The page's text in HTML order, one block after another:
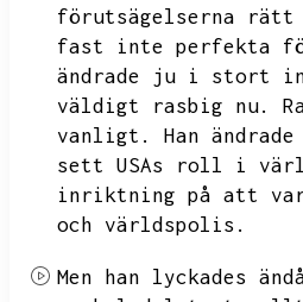
förutsägelserna
fast inte perfekta
ändrade ju i stort
väldigt rasbig nu.
vanligt.
Han
sett USAs roll i
inriktning på att
och världspolis.
Men han lyckades